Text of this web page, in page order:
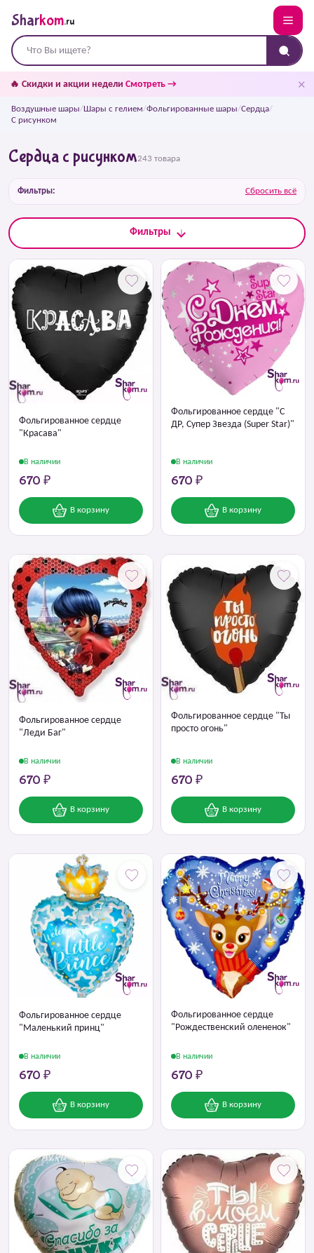
Sharkom.ru
🔥 Скидки и акции недели Смотреть → ✕
Воздушные шары/Шары с гелием/Фольгированные шары/Сердца/
С рисунком
Сердца с рисунком243 товара
Фильтры: Сбросить всё
Фильтры
Фольгированное сердце
"Красава"
В наличии
670 ₽
В корзину
Фольгированное сердце "С
ДР, Супер Звезда (Super Star)"
В наличии
670 ₽
В корзину
Фольгированное сердце
"Леди Баг"
В наличии
670 ₽
В корзину
Фольгированное сердце "Ты
просто огонь"
В наличии
670 ₽
В корзину
Фольгированное сердце
"Маленький принц"
В наличии
670 ₽
В корзину
Фольгированное сердце
"Рождественский олененок"
В наличии
670 ₽
В корзину